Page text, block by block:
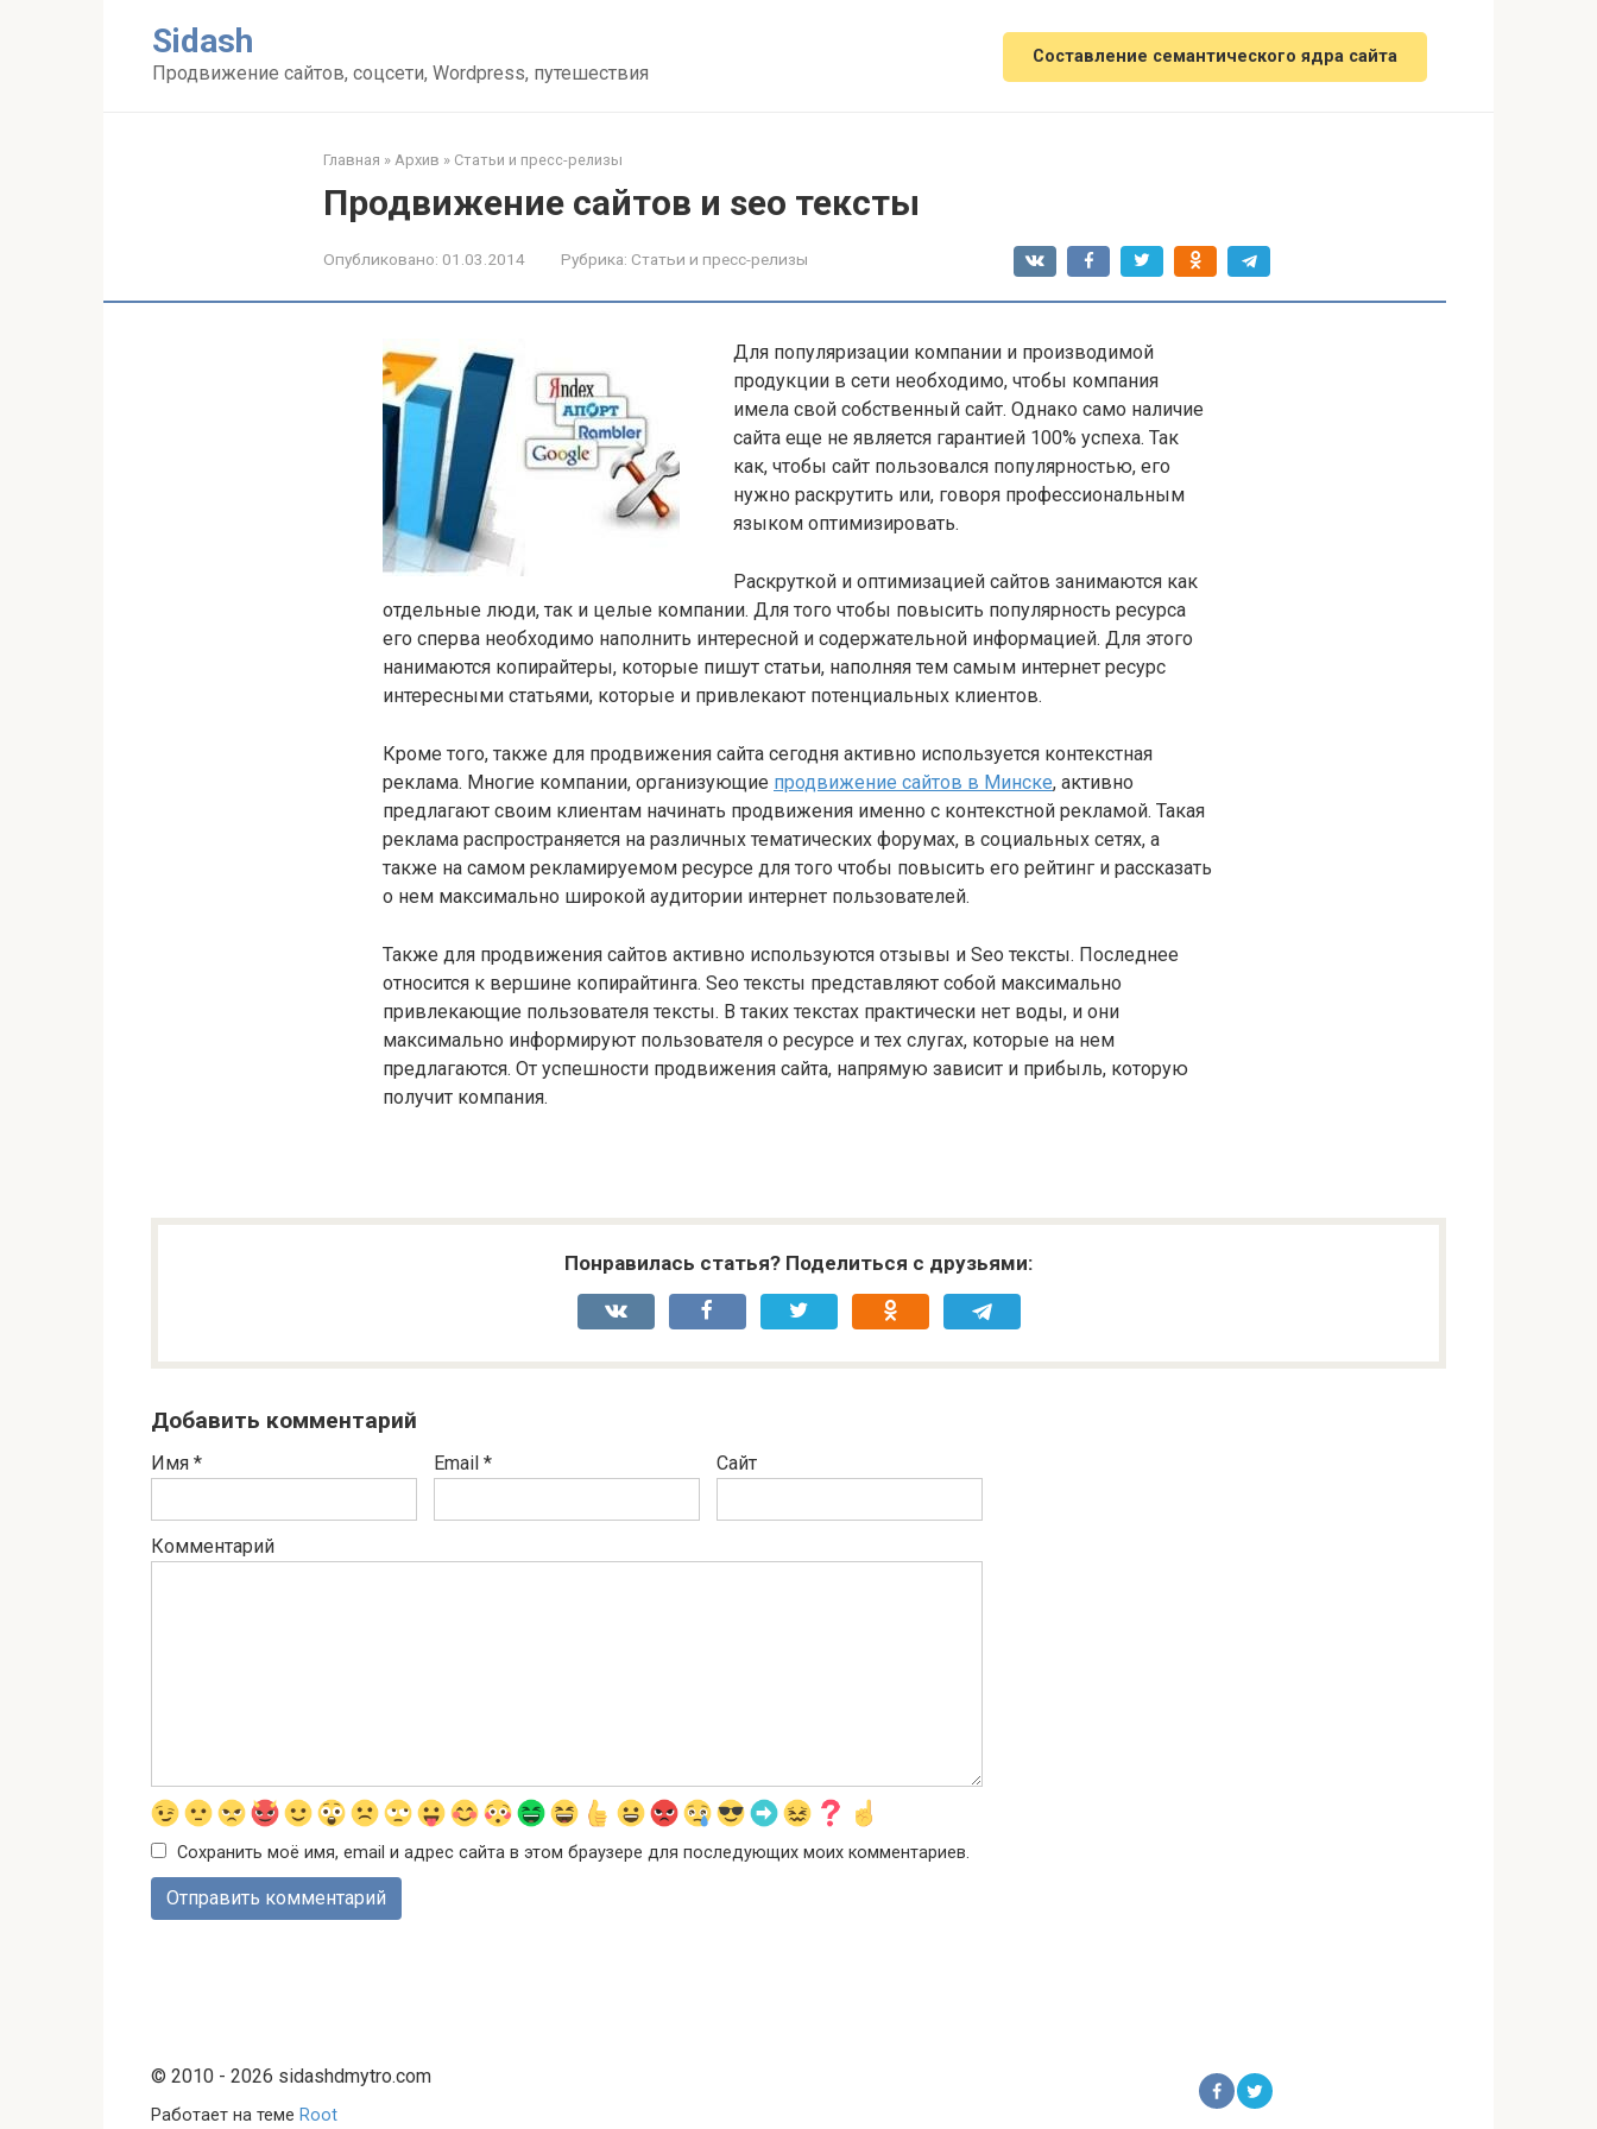
Sidash
Продвижение сайтов, соцсети, Wordpress, путешествия
Составление семантического ядра сайта
Главная » Архив » Статьи и пресс-релизы
Продвижение сайтов и seo тексты
Опубликовано: 01.03.2014 Рубрика: Статьи и пресс-релизы
Для популяризации компании и производимой
продукции в сети необходимо, чтобы компания
имела свой собственный сайт. Однако само наличие
сайта еще не является гарантией 100% успеха. Так
как, чтобы сайт пользовался популярностью, его
нужно раскрутить или, говоря профессиональным
языком оптимизировать.
Раскруткой и оптимизацией сайтов занимаются как
отдельные люди, так и целые компании. Для того чтобы повысить популярность ресурса
его сперва необходимо наполнить интересной и содержательной информацией. Для этого
нанимаются копирайтеры, которые пишут статьи, наполняя тем самым интернет ресурс
интересными статьями, которые и привлекают потенциальных клиентов.
Кроме того, также для продвижения сайта сегодня активно используется контекстная
реклама. Многие компании, организующие продвижение сайтов в Минске, активно
предлагают своим клиентам начинать продвижения именно с контекстной рекламой. Такая
реклама распространяется на различных тематических форумах, в социальных сетях, а
также на самом рекламируемом ресурсе для того чтобы повысить его рейтинг и рассказать
о нем максимально широкой аудитории интернет пользователей.
Также для продвижения сайтов активно используются отзывы и Seo тексты. Последнее
относится к вершине копирайтинга. Seo тексты представляют собой максимально
привлекающие пользователя тексты. В таких текстах практически нет воды, и они
максимально информируют пользователя о ресурсе и тех слугах, которые на нем
предлагаются. От успешности продвижения сайта, напрямую зависит и прибыль, которую
получит компания.
Понравилась статья? Поделиться с друзьями:
Добавить комментарий
Имя * Email * Сайт
Комментарий
Сохранить моё имя, email и адрес сайта в этом браузере для последующих моих комментариев.
© 2010 - 2026 sidashdmytro.com
Работает на теме Root